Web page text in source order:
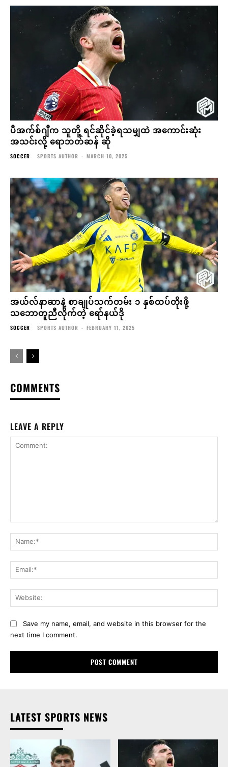
ပီအက်စ်ဂျီက သူတို့ ရင်ဆိုင်ခဲ့ရသမျှထဲ အကောင်းဆုံး
အသင်းလို့ ရောဘတ်ဆန် ဆို
SOCCER SPORTS AUTHOR - MARCH 10, 2025
အယ်လ်နာဆာနဲ့ စာချုပ်သက်တမ်း ၁ နှစ်ထပ်တိုးဖို့
သဘောတူညီလိုက်တဲ့ ရော်နယ်ဒို
SOCCER SPORTS AUTHOR - FEBRUARY 11, 2025
COMMENTS
LEAVE A REPLY
Save my name, email, and website in this browser for the
next time I comment.
LATEST SPORTS NEWS